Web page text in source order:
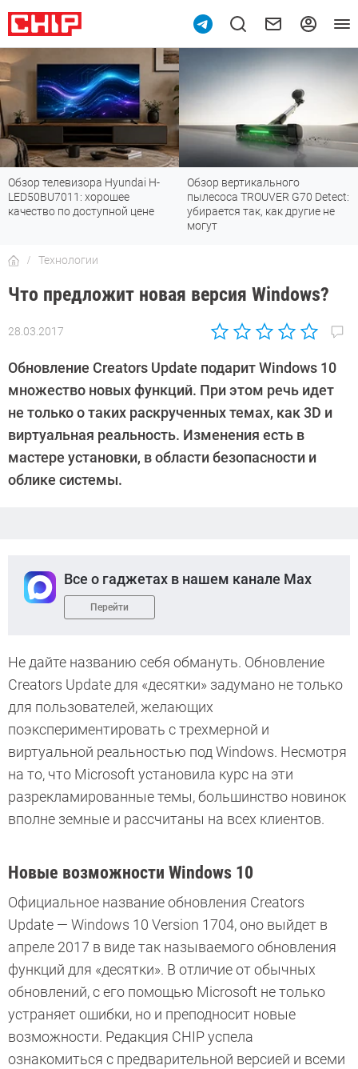
Обзор вертикального
пылесоса TROUVER G70 Detect:
убирается так, как другие не
Топ-8 недорогих роутеров с Wi-
Fi 7: все «плюшки» последнего
стандарта
Технологии
Что предложит новая версия Windows?
28.03.2017
Автор:
Давыдов
Обновление Creators Update подарит Windows 10
множество новых функций. При этом речь идет
не только о таких раскрученных темах, как 3D и
виртуальная реальность. Изменения есть в
мастере установки, в области безопасности и
облике системы.
Все о гаджетах в нашем канале Max
Перейти
Не дайте названию себя обмануть. Обновление
Creators Update для «десятки» задумано не только
для пользователей, желающих
поэкспериментировать с трехмерной и
виртуальной реальностью под Windows. Несмотря
на то, что Microsoft установила курс на эти
разрекламированные темы, большинство новинок
вполне земные и рассчитаны на всех клиентов.
Новые возможности Windows 10
Официальное название обновления Creators
Update — Windows 10 Version 1704, оно выйдет в
апреле 2017 в виде так называемого обновления
функций для «десятки». В отличие от обычных
обновлений, с его помощью Microsoft не только
устраняет ошибки, но и преподносит новые
возможности. Редакция CHIP успела
ознакомиться с предварительной версией и всеми